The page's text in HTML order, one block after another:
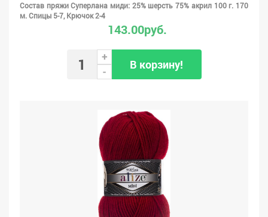
Состав пряжи Суперлана миди: 25% шерсть 75% акрил 100 г. 170
м. Спицы 5-7, Крючок 2-4
143.00руб.
+
-
В корзину!